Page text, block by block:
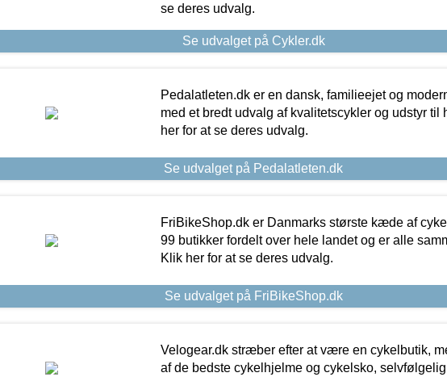
se deres udvalg.
Se udvalget på Cykler.dk
Pedalatleten.dk er en dansk, familieejet og
med et bredt udvalg af kvalitetscykler og udstyr til
her for at se deres udvalg.
Se udvalget på Pedalatleten.dk
FriBikeShop.dk er Danmarks største kæde af
99 butikker fordelt over hele landet og er alle
Klik her for at se deres udvalg.
Se udvalget på FriBikeShop.dk
Velogear.dk stræber efter at være en cykelbutik,
af de bedste cykelhjelme og cykelsko,